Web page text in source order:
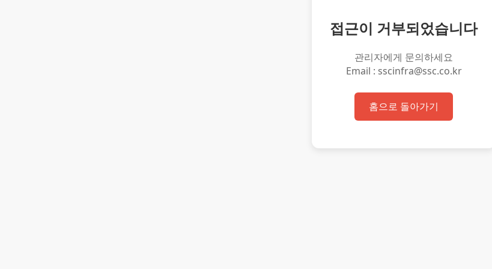
접근이 거부되었습니다
관리자에게 문의하세요
Email : sscinfra@ssc.co.kr
홈으로 돌아가기